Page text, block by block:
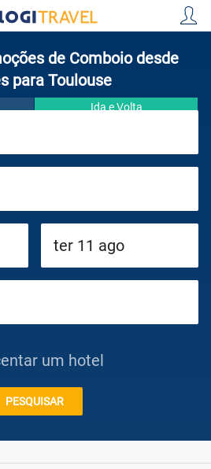
de Comboio desde
para Toulouse
Ida e Volta
um hotel
PESQUISAR